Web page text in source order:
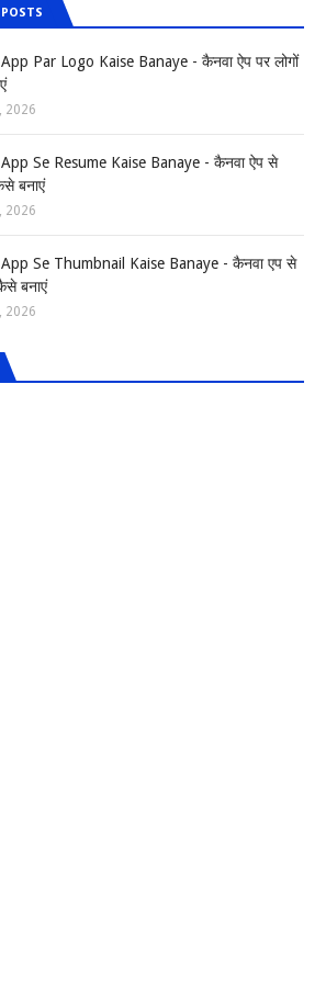
Par Logo Kaise Banaye - कैनवा ऐप पर लोगों
2026
Se Resume Kaise Banaye - कैनवा ऐप से
बनाएं
2026
Se Thumbnail Kaise Banaye - कैनवा एप से
बनाएं
2026